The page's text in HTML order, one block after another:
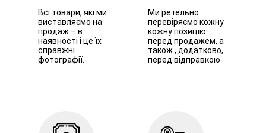
Всі товари, які ми
виставляємо на
продаж – в
наявності і це їх
справжні
фотографії.
Ми ретельно
перевіряємо кожну
кожну позицію
перед продажем, а
також , додатково,
перед відправкою